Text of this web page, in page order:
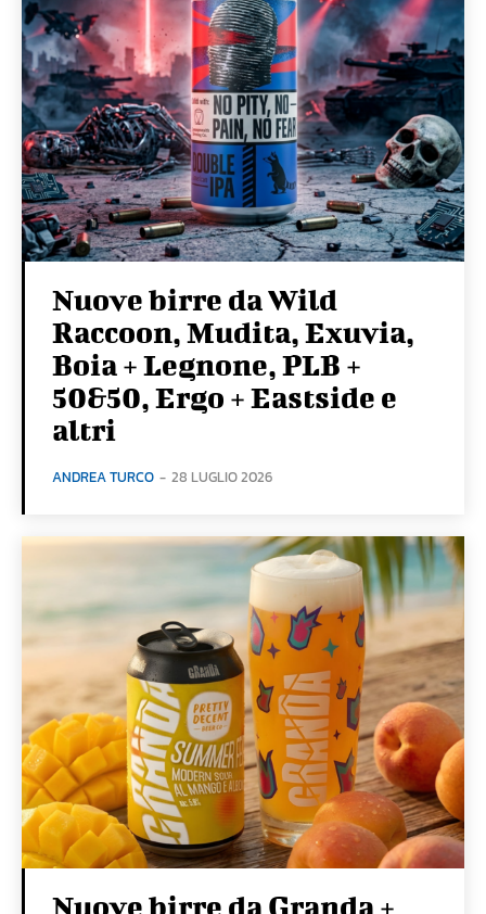
Nuove birre da Wild
Raccoon, Mudita, Exuvia,
Boia + Legnone, PLB +
50&50, Ergo + Eastside e
altri
ANDREA TURCO - 28 LUGLIO 2026
Nuove birre da Granda +